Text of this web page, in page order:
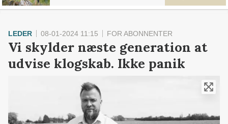
LEDER 08-01-2024 11:15 FOR ABONNENTER
Vi skylder næste generation at
udvise klogskab. Ikke panik